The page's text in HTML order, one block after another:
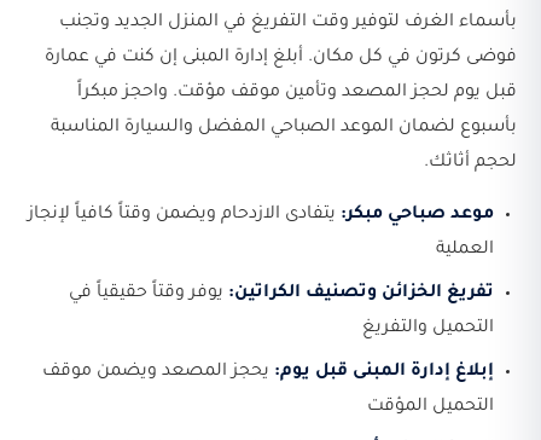
بأسماء الغرف لتوفير وقت التفريغ في المنزل الجديد وتجنب
فوضى كرتون في كل مكان. أبلغ إدارة المبنى إن كنت في عمارة
قبل يوم لحجز المصعد وتأمين موقف مؤقت. واحجز مبكراً
بأسبوع لضمان الموعد الصباحي المفضل والسيارة المناسبة
لحجم أثاثك.
موعد صباحي مبكر: يتفادى الازدحام ويضمن وقتاً كافياً لإنجاز
العملية
تفريغ الخزائن وتصنيف الكراتين: يوفر وقتاً حقيقياً في
التحميل والتفريغ
إبلاغ إدارة المبنى قبل يوم: يحجز المصعد ويضمن موقف
التحميل المؤقت